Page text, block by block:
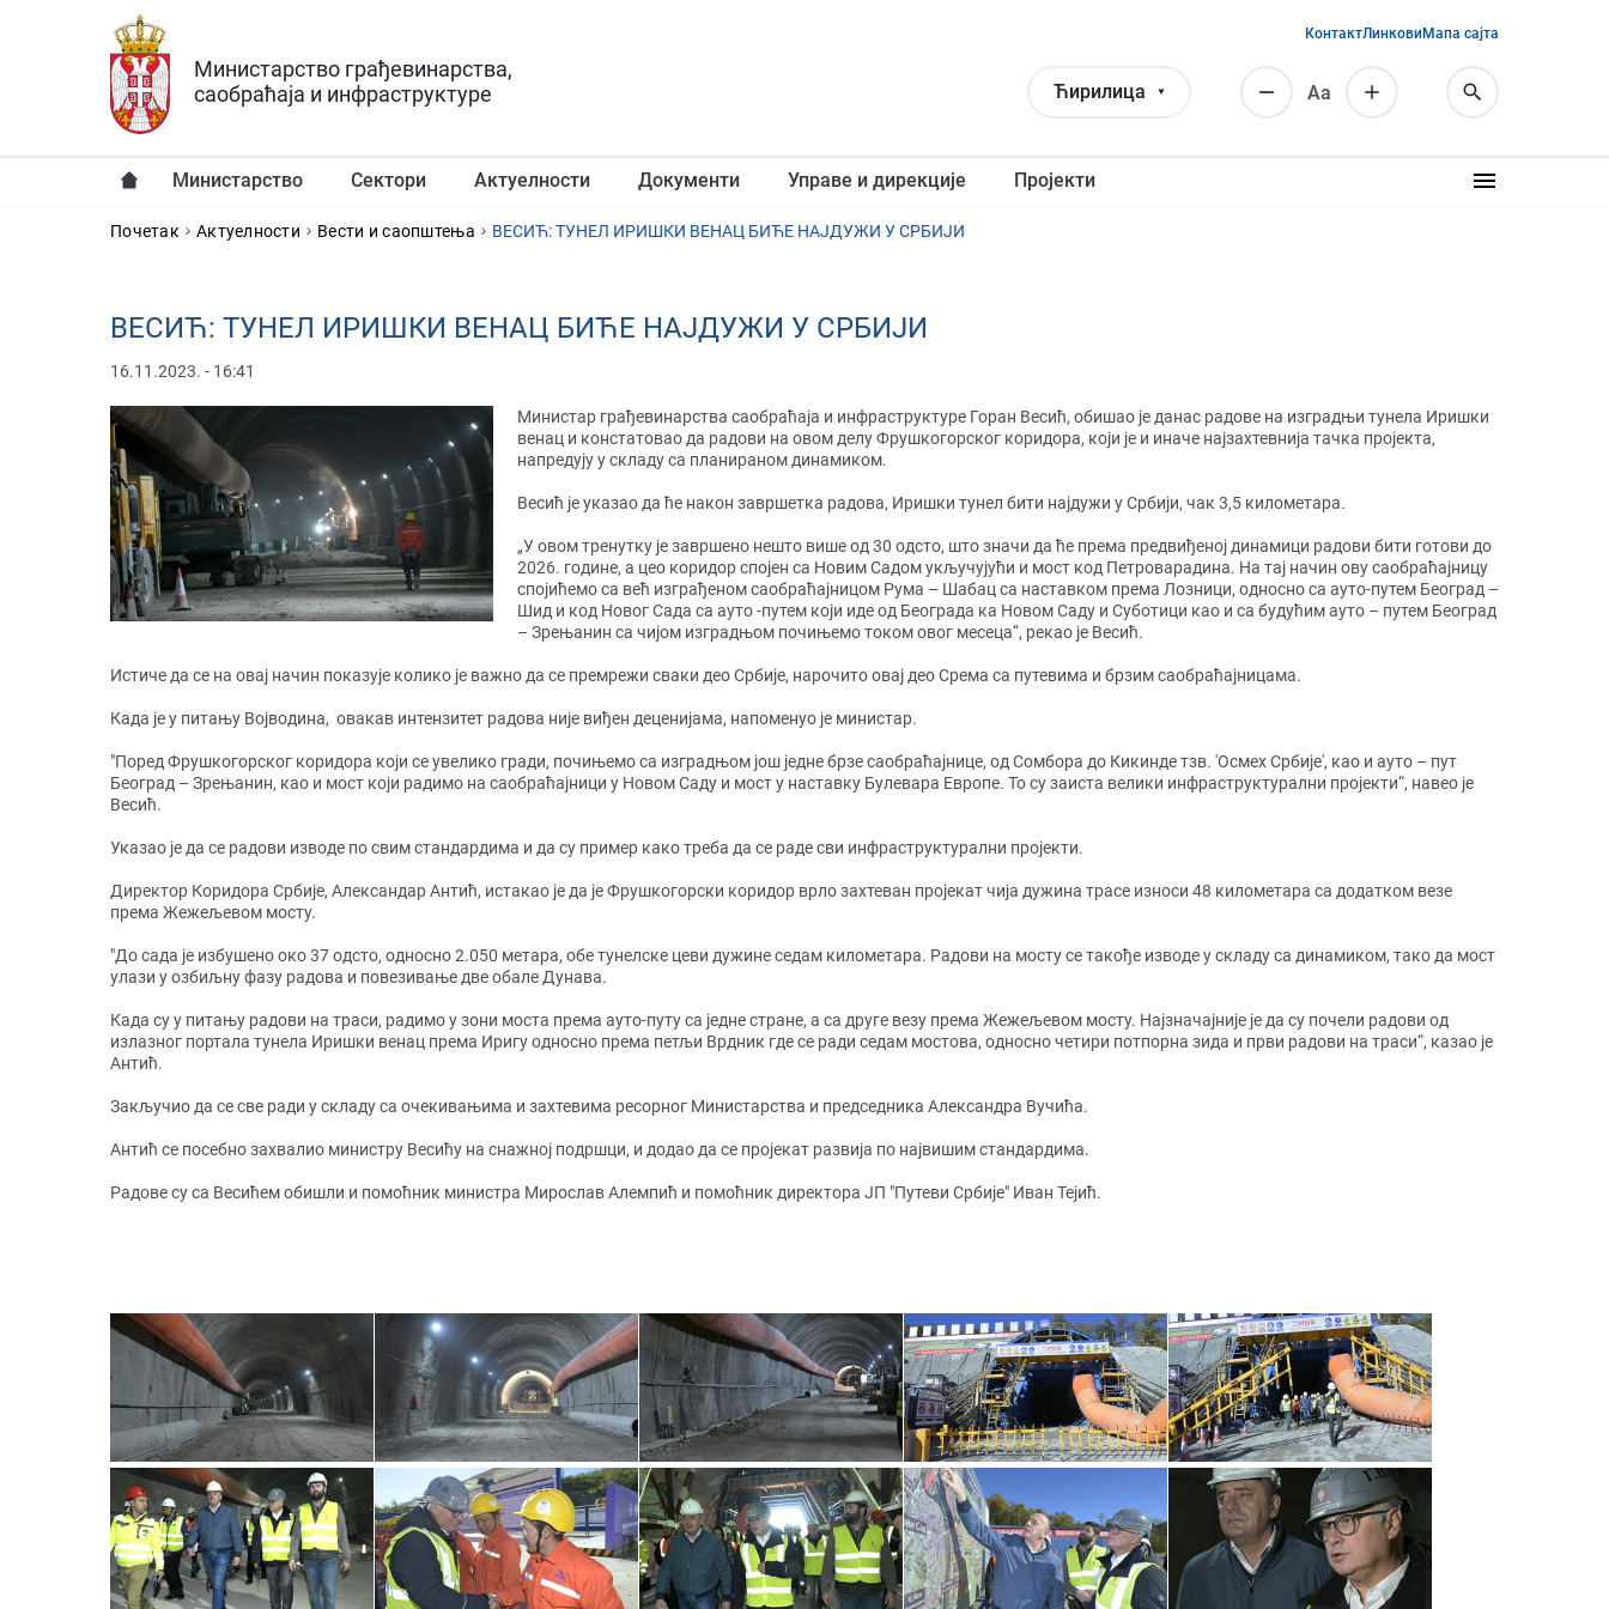
Прескочи на главни део садржаја
Министарство грађевинарства,
саобраћаја и инфраструктуре
Ћирилица Аа
КонтактЛинковиМапа сајта
Министарство Сектори Актуелности Документи Управе и дирекције Пројекти
YOU ARE HERE
Почетак Актуелности Вести и саопштења ВЕСИЋ: ТУНЕЛ ИРИШКИ ВЕНАЦ БИЋЕ НАЈДУЖИ У СРБИЈИ
ВЕСИЋ: ТУНЕЛ ИРИШКИ ВЕНАЦ БИЋЕ НАЈДУЖИ У СРБИЈИ
16.11.2023. - 16:41
Министар грађевинарства саобраћаја и инфраструктуре Горан Весић, обишао је данас радове на изградњи тунела Иришки
венац и констатовао да радови на овом делу Фрушкогорског коридора, који је и иначе најзахтевнија тачка пројекта,
напредују у складу са планираном динамиком.
Весић је указао да ће након завршетка радова, Иришки тунел бити најдужи у Србији, чак 3,5 километара.
„У овом тренутку је завршено нешто више од 30 одсто, што значи да ће према предвиђеној динамици радови бити готови до
2026. године, а цео коридор спојен са Новим Садом укључујући и мост код Петроварадина. На тај начин ову саобраћајницу
спојићемо са већ изграђеном саобраћајницом Рума – Шабац са наставком према Лозници, односно са ауто-путем Београд –
Шид и код Новог Сада са ауто -путем који иде од Београда ка Новом Саду и Суботици као и са будућим ауто – путем Београд
– Зрењанин са чијом изградњом почињемо током овог месеца“, рекао је Весић.
Истиче да се на овај начин показује колико је важно да се премрежи сваки део Србије, нарочито овај део Срема са путевима и брзим саобраћајницама.
Када је у питању Војводина, овакав интензитет радова није виђен деценијама, напоменуо је министар.
"Поред Фрушкогорског коридора који се увелико гради, почињемо са изградњом још једне брзе саобраћајнице, од Сомбора до Кикинде тзв. 'Осмех Србије', као и ауто – пут
Београд – Зрењанин, као и мост који радимо на саобраћајници у Новом Саду и мост у наставку Булевара Европе. То су заиста велики инфраструктурални пројекти“, навео је
Весић.
Указао је да се радови изводе по свим стандардима и да су пример како треба да се раде сви инфраструктурални пројекти.
Директор Коридора Србије, Александар Антић, истакао је да је Фрушкогорски коридор врло захтеван пројекат чија дужина трасе износи 48 километара са додатком везе
према Жежељевом мосту.
"До сада је избушено око 37 одсто, односно 2.050 метара, обе тунелске цеви дужине седам километара. Радови на мосту се такође изводе у складу са динамиком, тако да мост
улази у озбиљну фазу радова и повезивање две обале Дунава.
Када су у питању радови на траси, радимо у зони моста према аутo-путу са једне стране, а са друге везу према Жежељевом мосту. Најзначајније је да су почели радови од
излазног портала тунела Иришки венац према Иригу односно према петљи Врдник где се ради седам мостова, односно четири потпорна зида и први радови на траси“, казао је
Антић.
Закључио да се све ради у складу са очекивањима и захтевима ресорног Министарства и председника Александра Вучића.
Антић се посебно захвалио министру Весићу на снажној подршци, и додао да се пројекат развија по највишим стандардима.
Радове су са Весићем обишли и помоћник министра Мирослав Алемпић и помоћник директора ЈП "Путеви Србије" Иван Тејић.